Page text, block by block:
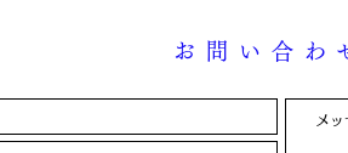
お問い合わ